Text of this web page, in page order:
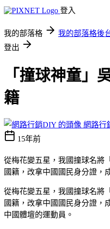
登入
我的部落格 我的部落格後
登出
「撞球神童」
籍
網路行
15年前
從梅花變五星，我國撞球名將
國籍，改拿中國國民身分證，
從梅花變五星，我國撞球名將
國籍，改拿中國國民身分證，
中國體壇的運動員。